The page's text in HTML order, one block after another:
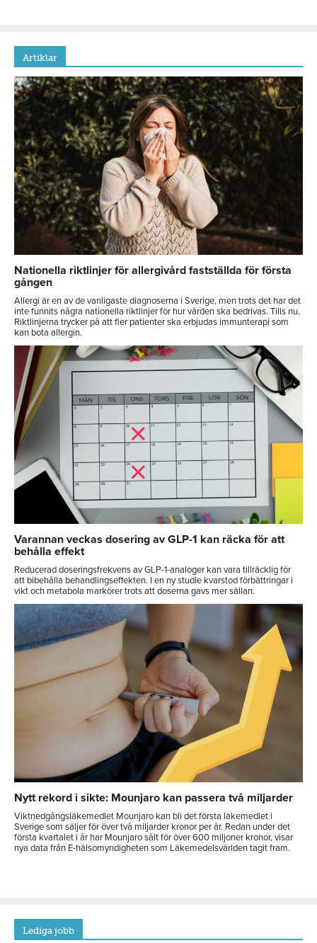
Artiklar
Nationella riktlinjer för allergivård fastställda för första
gången
Allergi är en av de vanligaste diagnoserna i Sverige, men trots det har det
inte funnits några nationella riktlinjer för hur vården ska bedrivas. Tills nu.
Riktlinjerna trycker på att fler patienter ska erbjudas immunterapi som
kan bota allergin.
Varannan veckas dosering av GLP-1 kan räcka för att
behålla effekt
Reducerad doseringsfrekvens av GLP-1-analoger kan vara tillräcklig för
att bibehålla behandlingseffekten. I en ny studie kvarstod förbättringar i
vikt och metabola markörer trots att doserna gavs mer sällan.
Nytt rekord i sikte: Mounjaro kan passera två miljarder
Viktnedgångsläkemedlet Mounjaro kan bli det första läkemedlet i
Sverige som säljer för över två miljarder kronor per år. Redan under det
första kvartalet i år har Mounjaro sålt för över 600 miljoner kronor, visar
nya data från E-hälsomyndigheten som Läkemedelsvärlden tagit fram.
Lediga jobb